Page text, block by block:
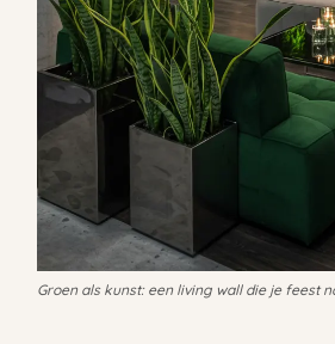
Groen als kunst: een living wall die je feest